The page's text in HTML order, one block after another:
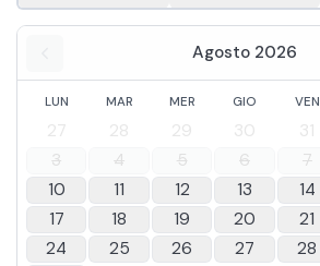
Agosto 2026
LUN MAR MER GIO VEN
27 28 29 30 31
3
4 5 6 7
10
11 12 13 14
17
18 19 20 21
24
25 26 27 28